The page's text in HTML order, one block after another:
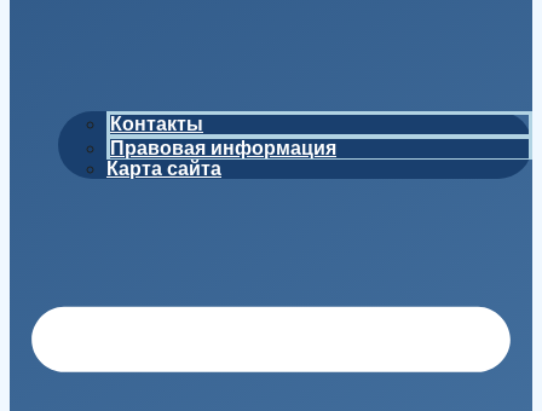
Контакты
Правовая информация
Карта сайта